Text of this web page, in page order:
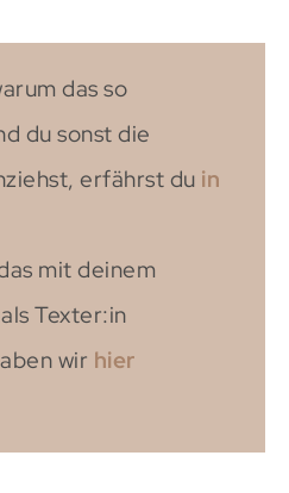
das so
du sonst die
erfährst du in
mit deinem
Texter:in
wir hier